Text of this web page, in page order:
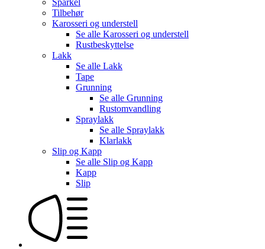
Tilbehør
Karosseri og understell
Se alle Karosseri og understell
Rustbeskyttelse
Lakk
Se alle Lakk
Tape
Grunning
Se alle Grunning
Rustomvandling
Spraylakk
Se alle Spraylakk
Klarlakk
Slip og Kapp
Se alle Slip og Kapp
Kapp
Slip